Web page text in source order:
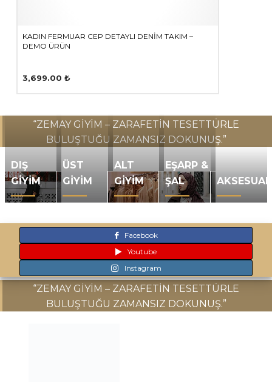
KADIN FERMUAR CEP DETAYLI DENIM TAKIM –
DEMO ÜRÜN
3,699.00₺
ürünün
birden
var.
Seçenekler
ürün
seçilebilir
“ZEMAY GIYIM – ZARAFETIN TESETTÜRLE
BULUŞTUĞU ZAMANSIZ DOKUNUŞ.”
DIŞ
GIYIM
ÜST
GIYIM
ALT
GIYIM
EŞARP &
ŞAL
AKSESUAR
Facebook
Youtube
Instagram
“ZEMAY GIYIM – ZARAFETIN TESETTÜRLE
BULUŞTUĞU ZAMANSIZ DOKUNUŞ.”